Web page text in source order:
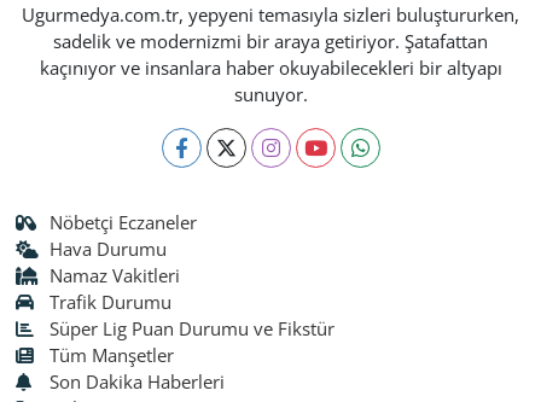
Ugurmedya.com.tr, yepyeni temasıyla sizleri buluştururken,
sadelik ve modernizmi bir araya getiriyor. Şatafattan
kaçınıyor ve insanlara haber okuyabilecekleri bir altyapı
sunuyor.
Nöbetçi Eczaneler
Hava Durumu
Namaz Vakitleri
Trafik Durumu
Süper Lig Puan Durumu ve Fikstür
Tüm Manşetler
Son Dakika Haberleri